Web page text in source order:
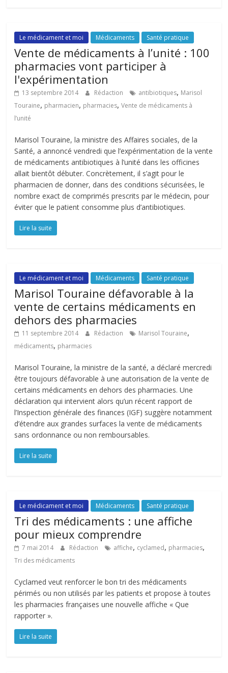
Le médicament et moi Médicaments Santé pratique
Vente de médicaments à l’unité : 100
pharmacies vont participer à
l'expérimentation
13 septembre 2014 Rédaction antibiotiques, Marisol
Touraine, pharmacien, pharmacies,Vente de médicaments à
l’unité
Marisol Touraine, la ministre des Affaires sociales, de la
Santé, a annoncé vendredi que l’expérimentation de la vente
de médicaments antibiotiques à l’unité dans les officines
allait bientôt débuter. Concrètement, il s’agit pour le
pharmacien de donner, dans des conditions sécurisées, le
nombre exact de comprimés prescrits par le médecin, pour
éviter que le patient consomme plus d’antibiotiques.
Lire la suite
Le médicament et moi Médicaments Santé pratique
Marisol Touraine défavorable à la
vente de certains médicaments en
dehors des pharmacies
11 septembre 2014 Rédaction Marisol Touraine,
médicaments, pharmacies
Marisol Touraine, la ministre de la santé, a déclaré mercredi
être toujours défavorable à une autorisation de la vente de
certains médicaments en dehors des pharmacies. Une
déclaration qui intervient alors qu’un récent rapport de
l’Inspection générale des finances (IGF) suggère notamment
d’étendre aux grandes surfaces la vente de médicaments
sans ordonnance ou non remboursables.
Lire la suite
Le médicament et moi Médicaments Santé pratique
Tri des médicaments : une affiche
pour mieux comprendre
7 mai 2014 Rédaction affiche, cyclamed, pharmacies,
Tri des médicaments
Cyclamed veut renforcer le bon tri des médicaments
périmés ou non utilisés par les patients et propose à toutes
les pharmacies françaises une nouvelle affiche « Que
rapporter ».
Lire la suite